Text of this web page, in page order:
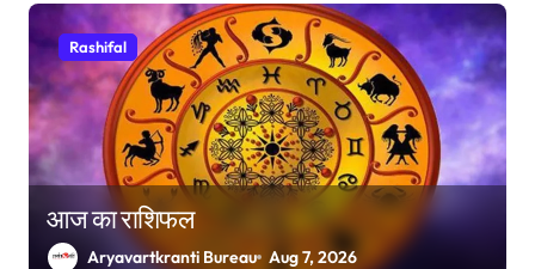
Rashifal
आज का राशिफल
Aryavartkranti Bureau Aug 7, 2026